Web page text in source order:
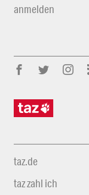
anmelden
taz.de
taz zahl ich